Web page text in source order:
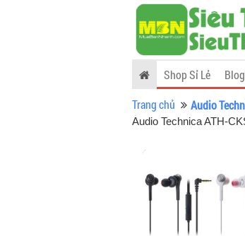
Shop Sỉ Lẻ Blog
Trang chủ
Audio
Audio Technica ATH-